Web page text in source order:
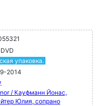
упаковка.
2014
/ Кауфманн Йонас,
Юлия, сопрано